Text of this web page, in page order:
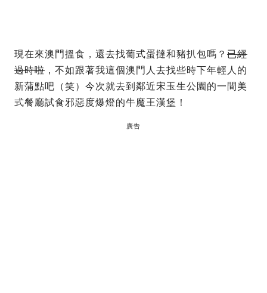
現在來澳門搵食，還去找葡式蛋撻和豬扒包嗎？ 已經
過時啦 ，不如跟著我這個澳門人去找些時下年輕人的
新蒲點吧（笑）今次就去到鄰近宋玉生公園的一間美
式餐廳試食邪惡度爆燈的牛魔王漢堡！
廣告